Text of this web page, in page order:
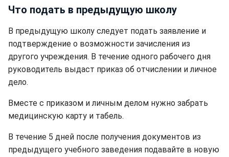
Что подать в предыдущую школу
В предыдущую школу следует подать заявление и
подтверждение о возможности зачисления из
другого учреждения. В течение одного рабочего дня
руководитель выдаст приказ об отчислении и личное
дело.
Вместе с приказом и личным делом нужно забрать
медицинскую карту и табель.
В течение 5 дней после получения документов из
предыдущего учебного заведения подавайте в новую